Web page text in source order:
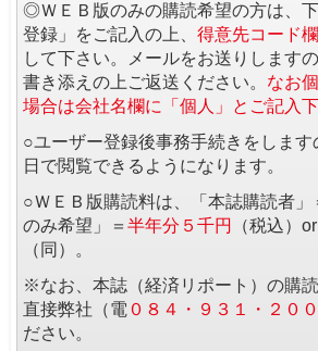
◎ＷＥＢ版のみの購読希望の方は、
登録」をご記入の上、 得意先コード
して下さい。メールをお送りします
書き添えの上ご返送ください。 なお
場合は会社名欄に「個人」とご記入下
○ユーザー登録後事務手続きをします
日で閲覧できるようになります。
○ＷＥＢ版購読料は、「本誌購読者」
のみ希望」＝ 半年分５千円 （税込）or
（同）。
※なお、本誌（経済リポート）の購読
直接弊社（電 ０８４・９３１・２０
ださい。